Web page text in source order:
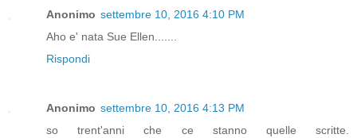
Anonimo settembre 10, 2016 4:10 PM
Aho e' nata Sue Ellen.......
Rispondi
Anonimo settembre 10, 2016 4:13 PM
so trent'anni che ce stanno quelle scritte.